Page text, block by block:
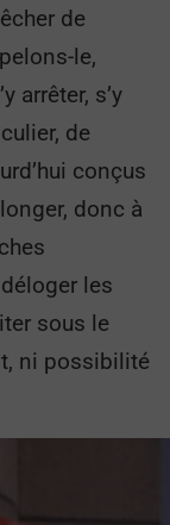
de
le,
arrêter, s’y
de
conçus
donc à
les
sous le
ni possibilité